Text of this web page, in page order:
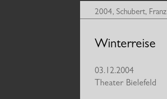
2004,Schubert, Franz
Winterreise
03.12.2004
Theater Bielefeld